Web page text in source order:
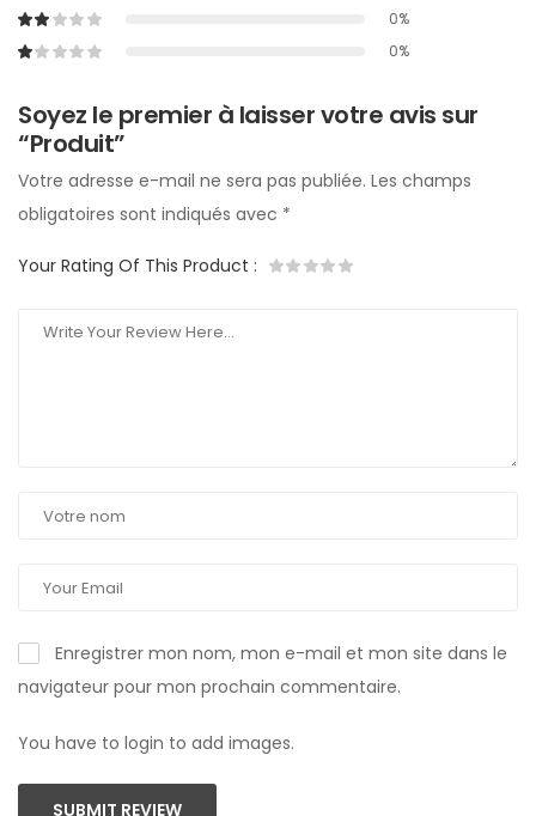
0%
0%
Soyez le premier à laisser votre avis sur
“Produit”
Votre adresse e-mail ne sera pas publiée. Les champs
obligatoires sont indiqués avec *
Your Rating Of This Product :
Enregistrer mon nom, mon e-mail et mon site dans le
navigateur pour mon prochain commentaire.
You have to login to add images.
SUBMIT REVIEW